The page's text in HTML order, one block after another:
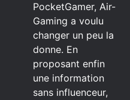
PocketGamer, Air-
Gaming a voulu
changer un peu la
donne. En
proposant enfin
une information
sans influenceur,